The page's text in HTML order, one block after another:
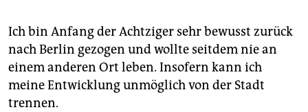
Ich bin Anfang der Achtziger sehr bewusst zurück
nach Berlin gezogen und wollte seitdem nie an
einem anderen Ort leben. Insofern kann ich
meine Entwicklung unmöglich von der Stadt
trennen.